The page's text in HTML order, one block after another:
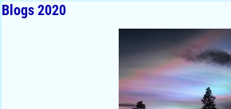
Blogs 2020